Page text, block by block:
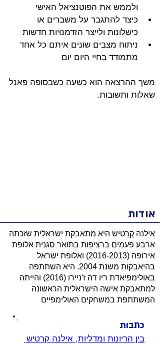
ולממש את הפוטנציאל האישי
כיצד להתגבר על משברים או
כישלונות ולייצר הזדמנויות חדשות
ניתוח מצבים שונים איתם כל אחד
מתמודד בחיי היום יום
משך ההרצאה הוא כשעה כשבסופה פאנל
שאלות ותשובות.
אודות
אילנה קְרָטיש היא מתאבקת ישראלית שזכתה
ארבע פעמים ברציפות בתואר סגנית אלופת
אירופה (2016-2013)
ואלופת ישראל
בהיאבקות משנת 2004. היא השתתפה
באולימפיאדת ריו דה ז'ניירו (2016) והייתה
למתאבקת אישה הישראלית הראשונה
המשתתפת במשחקים האולימפיים
כתבות
בין הריונות ומדליות, אילנה קרטיש